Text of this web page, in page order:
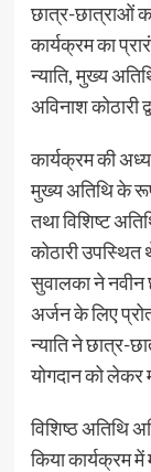
छात्र-छात्राओं
कार्यक्रम का
न्याति, मुख्य
अविनाश कोठारी
कार्यक्रम की
मुख्य अतिथि के रूप
तथा विशिष्ट
कोठारी उपस्थित
सुवालका ने नवीन
अर्जन के लिए
न्याति ने छात्र-
योगदान को लेकर
विशिष्ठ अतिथि
किया कार्यक्रम